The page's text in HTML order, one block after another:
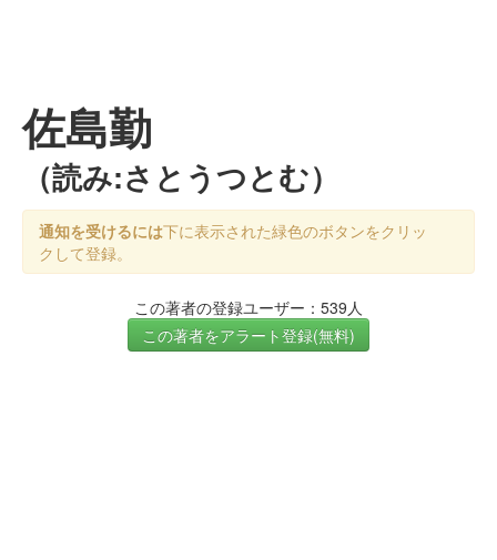
佐島勤
（読み:さとうつとむ）
通知を受けるには下に表示された緑色のボタンをクリッ
クして登録。
この著者の登録ユーザー：539人
この著者をアラート登録(無料)